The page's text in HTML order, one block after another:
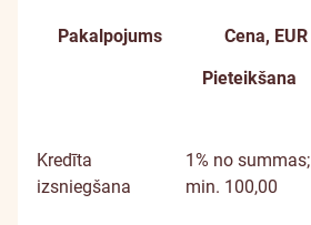
Pakalpojums Cena, EUR
Pieteikšana
Kredīta
izsniegšana
1% no summas;
min. 100,00